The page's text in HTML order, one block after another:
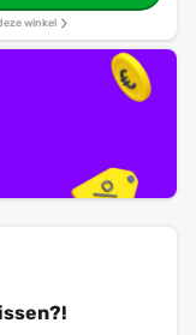
winkel